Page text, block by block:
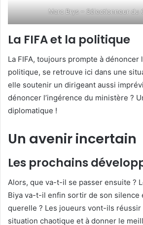
Marc Brys – Sélectionneur du
La FIFA et la politique
La FIFA, toujours prompte à dénoncer
politique, se retrouve ici dans une
elle soutenir un dirigeant aussi
dénoncer l’ingérence du ministère ?
diplomatique !
Un avenir incertain
Les prochains
Alors, que va-t-il se passer ensuite ?
Biya va-t-il enfin sortir de son silence
querelle ? Les joueurs vont-ils réussir
situation chaotique et à donner le